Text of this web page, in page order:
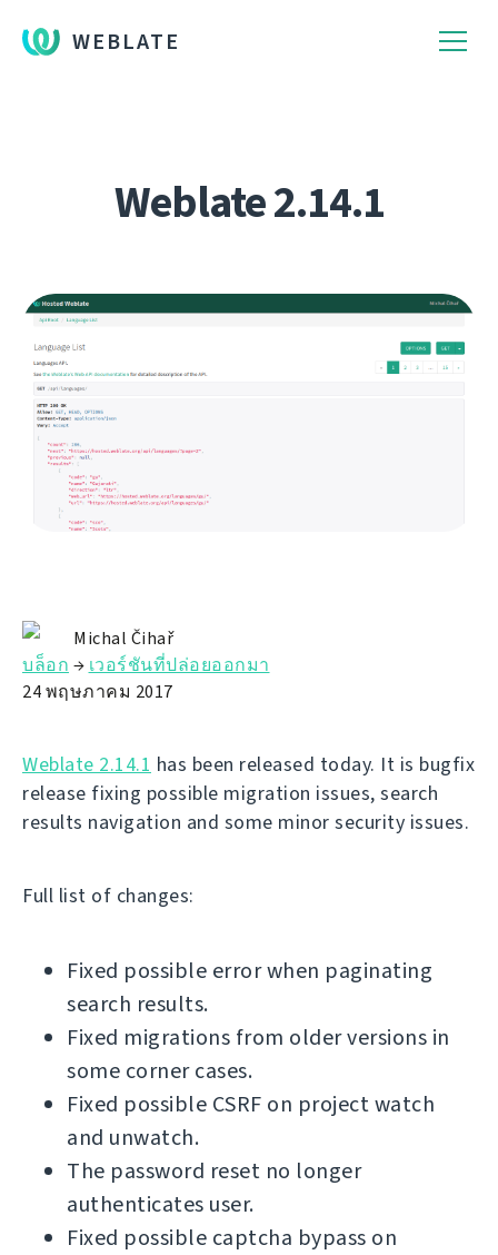
WEBLATE
Weblate 2.14.1
Michal Čihař
บล็อก → เวอร์ชันที่ปล่อยออกมา
24 พฤษภาคม 2017
Weblate 2.14.1 has been released today. It is bugfix
release fixing possible migration issues, search
results navigation and some minor security issues.
Full list of changes:
Fixed possible error when paginating
search results.
Fixed migrations from older versions in
some corner cases.
Fixed possible CSRF on project watch
and unwatch.
The password reset no longer
authenticates user.
Fixed possible captcha bypass on